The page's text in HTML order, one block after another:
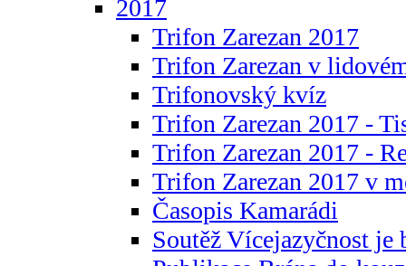
2017
Trifon Zarezan 2017
Trifon Zarezan v
Trifonovský kvíz
Trifon Zarezan 2017 -
Trifon Zarezan 2017 -
Trifon Zarezan 2017 v
Časopis Kamarádi
Soutěž Vícejazyčnost je